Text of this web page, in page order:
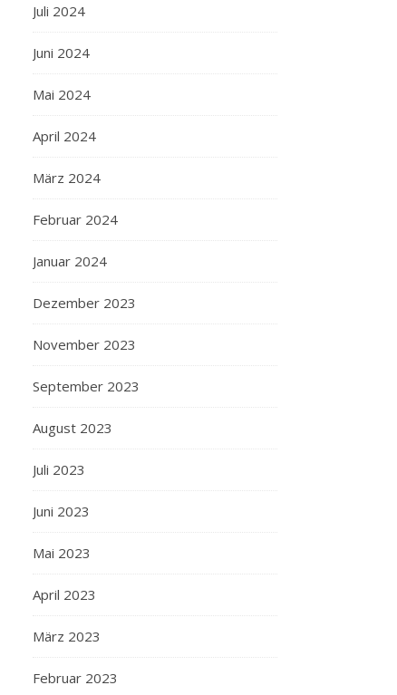
Juli 2024
Juni 2024
Mai 2024
April 2024
März 2024
Februar 2024
Januar 2024
Dezember 2023
November 2023
September 2023
August 2023
Juli 2023
Juni 2023
Mai 2023
April 2023
März 2023
Februar 2023